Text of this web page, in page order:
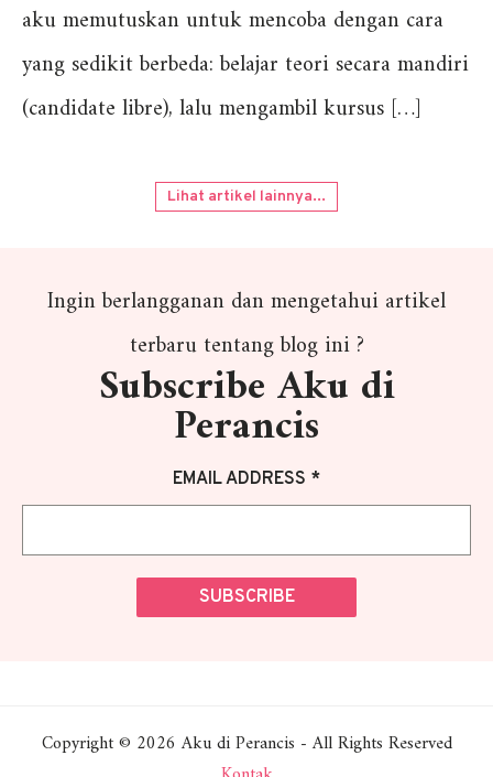
aku memutuskan untuk mencoba dengan cara
yang sedikit berbeda: belajar teori secara mandiri
(candidate libre), lalu mengambil kursus […]
Lihat artikel lainnya...
Ingin berlangganan dan mengetahui artikel
terbaru tentang blog ini ?
Subscribe Aku di
Perancis
EMAIL ADDRESS *
Copyright © 2026 Aku di Perancis - All Rights Reserved